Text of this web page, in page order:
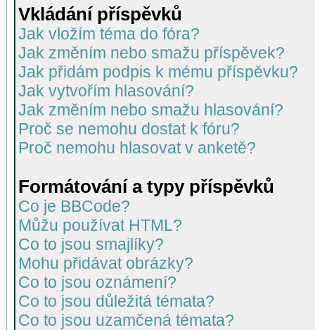
Vkládání příspěvků
Jak vložím téma do fóra?
Jak změním nebo smažu příspěvek?
Jak přidám podpis k mému příspěvku?
Jak vytvořím hlasování?
Jak změním nebo smažu hlasování?
Proč se nemohu dostat k fóru?
Proč nemohu hlasovat v anketě?
Formátování a typy příspěvků
Co je BBCode?
Můžu používat HTML?
Co to jsou smajlíky?
Mohu přidávat obrázky?
Co to jsou oznámení?
Co to jsou důležitá témata?
Co to jsou uzamčená témata?